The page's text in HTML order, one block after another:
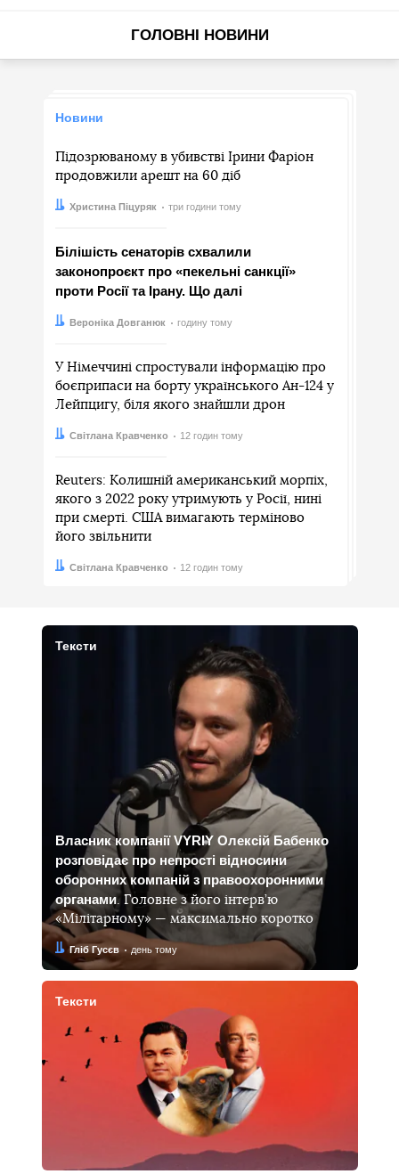
ГОЛОВНІ НОВИНИ
Новини
Підозрюваному в убивстві Ірини Фаріон
продовжили арешт на 60 діб
Автор:
Христина Піцуряк
Дата: три години тому
Білішість сенаторів схвалили
законопроєкт про «пекельні санкції»
проти Росії та Ірану. Що далі
Автор:Вероніка Довганюк
Дата: годину тому
У Німеччині спростували інформацію про
боєприпаси на борту українського Ан-124 у
Лейпцигу, біля якого знайшли дрон
Автор:
Світлана Кравченко
Дата: 12 годин тому
Reuters: Колишній американський морпіх,
якого з 2022 року утримують у Росії, нині
при смерті. США вимагають терміново
його звільнити
Автор:
Світлана Кравченко
Дата: 12 годин тому
Тексти
Власник компанії VYRIY Олексій Бабенко
розповідає про непрості відносини
оборонних компаній з правоохоронними
органами. Головне з його інтерв’ю
«Мілітарному» — максимально коротко
Автор:
Гліб Гусєв
Дата: день тому
Тексти